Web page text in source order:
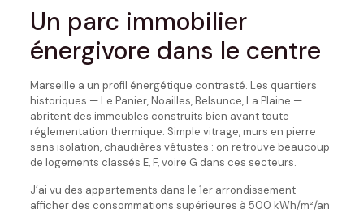
Un parc immobilier
énergivore dans le centre
Marseille a un profil énergétique contrasté. Les quartiers
historiques — Le Panier, Noailles, Belsunce, La Plaine —
abritent des immeubles construits bien avant toute
réglementation thermique. Simple vitrage, murs en pierre
sans isolation, chaudières vétustes : on retrouve beaucoup
de logements classés E, F, voire G dans ces secteurs.
J’ai vu des appartements dans le 1er arrondissement
afficher des consommations supérieures à 500 kWh/m²/an